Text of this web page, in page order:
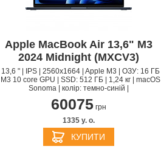
Apple MacBook Air 13,6" M3
2024 Midnight (MXCV3)
| 13,6 " | IPS | 2560x1664 | Apple M3 | ОЗУ: 16 ГБ
| M3 10 core GPU | SSD: 512 ГБ | 1,24 кг | macOS
Sonoma | колір: темно-синій |
60075грн
1335 y. о.
КУПИТИ